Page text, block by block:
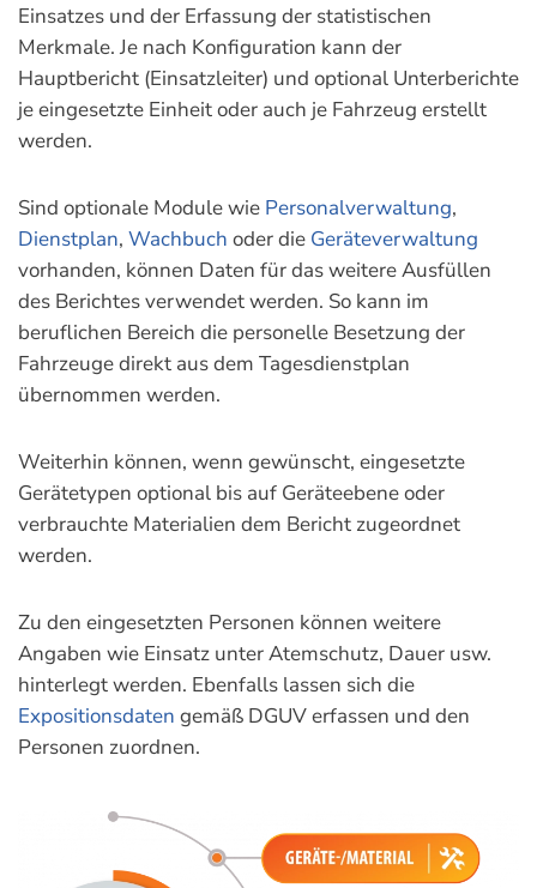
Einsatzes und der Erfassung der statistischen
Merkmale. Je nach Konfiguration kann der
Hauptbericht (Einsatzleiter) und optional Unterberichte
je eingesetzte Einheit oder auch je Fahrzeug erstellt
werden.
Sind optionale Module wie Personalverwaltung,
Dienstplan, Wachbuch oder die Geräteverwaltung
vorhanden, können Daten für das weitere Ausfüllen
des Berichtes verwendet werden. So kann im
beruflichen Bereich die personelle Besetzung der
Fahrzeuge direkt aus dem Tagesdienstplan
übernommen werden.
Weiterhin können, wenn gewünscht, eingesetzte
Gerätetypen optional bis auf Geräteebene oder
verbrauchte Materialien dem Bericht zugeordnet
werden.
Zu den eingesetzten Personen können weitere
Angaben wie Einsatz unter Atemschutz, Dauer usw.
hinterlegt werden. Ebenfalls lassen sich die
Expositionsdaten gemäß DGUV erfassen und den
Personen zuordnen.